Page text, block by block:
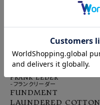
FRANK LEDER
-フランクリーダー
FUNDMENT
LAUNDERED COTTON